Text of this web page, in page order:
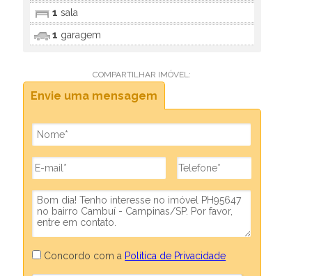
1 sala
1 garagem
COMPARTILHAR IMÓVEL:
Envie uma mensagem
Concordo com a Política de Privacidade